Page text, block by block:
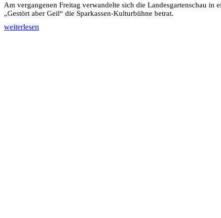
Am vergangenen Freitag verwandelte sich die Landesgartenschau in
„Gestört aber Geil“ die Sparkassen-Kulturbühne betrat.
weiterlesen